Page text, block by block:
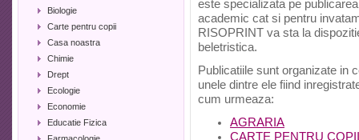
Biologie
Carte pentru copii
Casa noastra
Chimie
Drept
Ecologie
Economie
Educatie Fizica
este specializata pe
academic cat si pentru
RISOPRINT va sta la
beletristica.
Publicatiile sunt organizate in
unele dintre ele fiind
cum urmeaza:
AGRARIA
CARTE PENTRU COPII